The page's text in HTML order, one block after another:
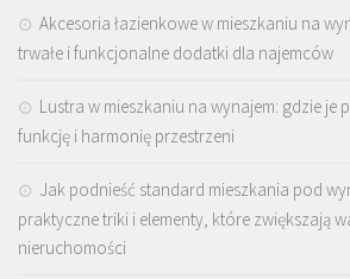
Akcesoria łazienkowe w mieszkaniu na
trwałe i funkcjonalne dodatki dla najemców
Lustra w mieszkaniu na wynajem: gdzie je
funkcję i harmonię przestrzeni
Jak podnieść standard mieszkania pod
praktyczne triki i elementy, które zwiększają
nieruchomości